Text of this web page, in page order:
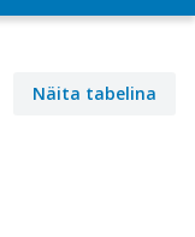
Näita tabelina